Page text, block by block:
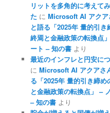
リットを多角的に考えて
た に Microsoft AI アクア
と語る「2025年 量的引き
終焉と金融政策の転換点
ート – 知の書 より
最近のインフレと円安に
に Microsoft AI アクアさ
る「2025年 量的引き締め
と金融政策の転換点」 –
– 知の書 より